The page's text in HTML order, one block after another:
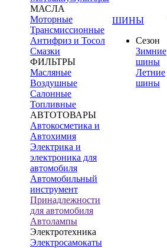
МАСЛА
Моторные
Трансмиссионные
Антифриз и Тосол
Смазки
ФИЛЬТРЫ
Масляные
Воздушные
Салонные
Топливные
АВТОТОВАРЫ
Автокосметика и
Автохимия
Электрика и
электроника для
автомобиля
Автомобильный
инструмент
Принадлежности
для автомобиля
Автолампы
Электротехника
Электросамокаты
ШИНЫ
Сезон
Зимние
шины
Летние
шины